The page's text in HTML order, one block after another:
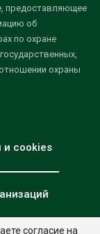
предоставляющее
об
по охране
охраны
и cookies
согласие на